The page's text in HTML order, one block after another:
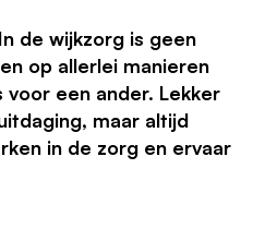
de wijkzorg is geen
op allerlei manieren
een ander. Lekker
maar altijd
in de zorg en ervaar